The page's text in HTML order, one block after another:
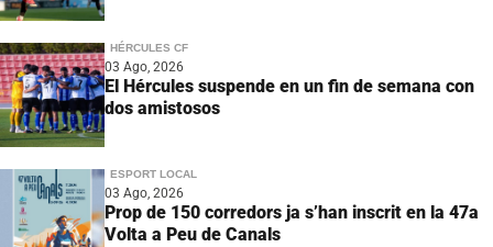
HÉRCULES CF
03 Ago, 2026
El Hércules suspende en un fin de semana con
dos amistosos
ESPORT LOCAL
03 Ago, 2026
Prop de 150 corredors ja s’han inscrit en la 47a
Volta a Peu de Canals